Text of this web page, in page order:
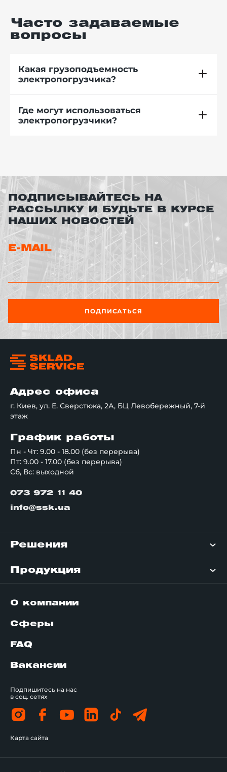
Часто задаваемые
вопросы
Какая грузоподъемность
электропогрузчика?
Где могут использоваться
электропогрузчики?
ПОДПИСЫВАЙТЕСЬ НА
РАССЫЛКУ И БУДЬТЕ В КУРСЕ
НАШИХ НОВОСТЕЙ
E-MAIL
ПОДПИСАТЬСЯ
Адрес офиса
г. Киев, ул. Е. Сверстюка, 2А, БЦ Левобережный, 7-й
этаж
График работы
Пн - Чт: 9.00 - 18.00 (без перерыва)
Пт: 9.00 - 17.00 (без перерыва)
Сб, Вс: выходной
073 972 11 40
info@ssk.ua
Решения
Продукция
О компании
Сферы
FAQ
Вакансии
Подпишитесь на нас
в соц. сетях
Карта сайта